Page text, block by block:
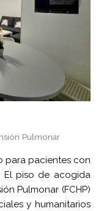
Pulmonar
para pacientes con
El piso de acogida
Pulmonar (FCHP)
y humanitarios